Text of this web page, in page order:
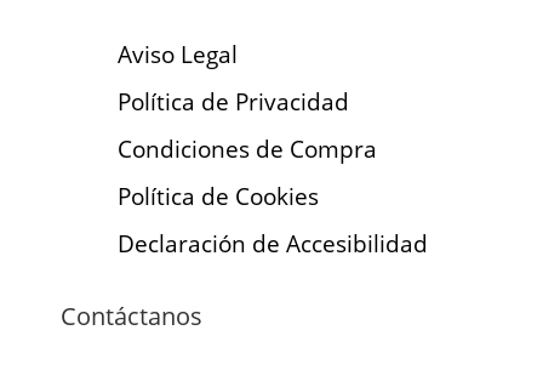
Aviso Legal
Política de Privacidad
Condiciones de Compra
Política de Cookies
Declaración de Accesibilidad
Contáctanos